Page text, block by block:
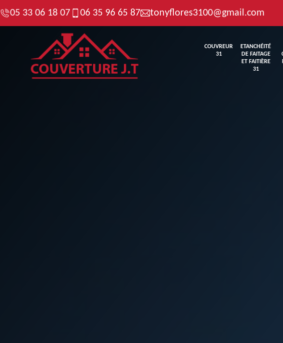
05 33 06 18 07 06 35 96 65 87 tonyflores3100@gmail.com
COUVREUR
31
ETANCHÉITÉ
DE FAITAGE
ET FAITIÈRE
31